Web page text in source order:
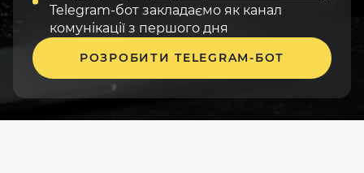
Telegram-бот закладаємо як канал
комунікації з першого дня
РОЗРОБИТИ TELEGRAM-БОТ